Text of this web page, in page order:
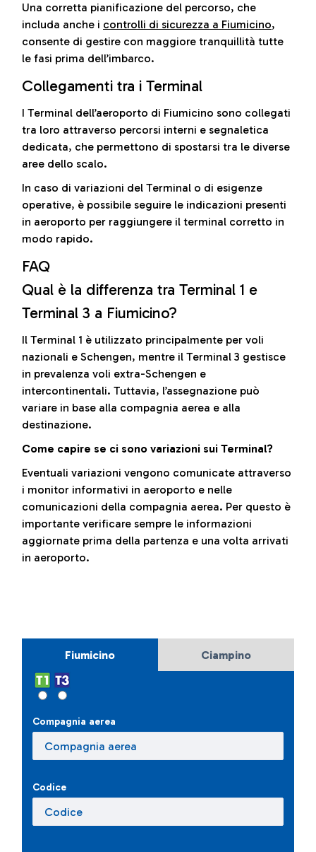
Una corretta pianificazione del percorso, che
includa anche i controlli di sicurezza a Fiumicino,
consente di gestire con maggiore tranquillità tutte
le fasi prima dell’imbarco.
Collegamenti tra i Terminal
I Terminal dell’aeroporto di Fiumicino sono collegati
tra loro attraverso percorsi interni e segnaletica
dedicata, che permettono di spostarsi tra le diverse
aree dello scalo.
In caso di variazioni del Terminal o di esigenze
operative, è possibile seguire le indicazioni presenti
in aeroporto per raggiungere il terminal corretto in
modo rapido.
FAQ
Qual è la differenza tra Terminal 1 e
Terminal 3 a Fiumicino?
Il Terminal 1 è utilizzato principalmente per voli
nazionali e Schengen, mentre il Terminal 3 gestisce
in prevalenza voli extra-Schengen e
intercontinentali. Tuttavia, l’assegnazione può
variare in base alla compagnia aerea e alla
destinazione.
Come capire se ci sono variazioni sui Terminal?
Eventuali variazioni vengono comunicate attraverso
i monitor informativi in aeroporto e nelle
comunicazioni della compagnia aerea. Per questo è
importante verificare sempre le informazioni
aggiornate prima della partenza e una volta arrivati
in aeroporto.
Fiumicino Ciampino
Compagnia aerea
Codice